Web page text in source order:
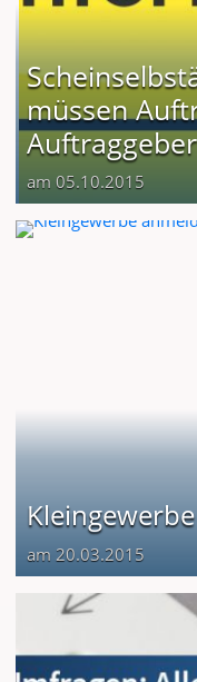
müssen
am 05.10.2015
am 20.03.2015